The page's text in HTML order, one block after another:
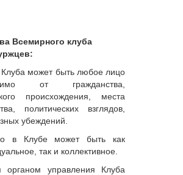
Всемирного клуба
может быть любое лицо
от гражданства,
происхождения, места
политических взглядов,
убеждений.
в Клубе может быть как
так и коллективное.
органом управления Клуба